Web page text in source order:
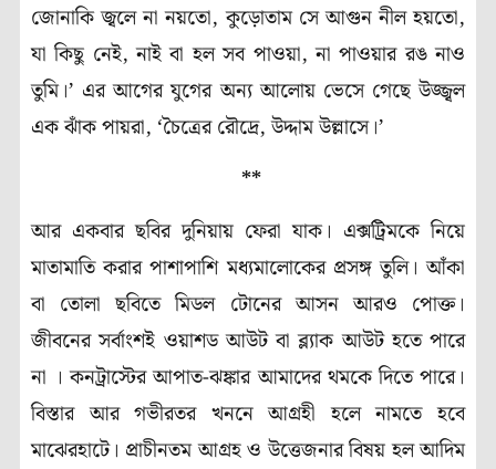
জোনাকি জ্বলে না নয়তো,কুড়োতাম সে আগুন নীল হয়তো,
যা কিছু নেই,নাই বা হল সব পাওয়া,না পাওয়ার রঙ নাও
তুমি।’ এর আগের যুগের অন্য আলোয় ভেসে গেছে উজ্জ্বল
এক ঝাঁক পায়রা, ‘চৈত্রের রৌদ্রে,উদ্দাম উল্লাসে।’
**
আর একবার ছবির দুনিয়ায় ফেরা যাক। এক্সট্রিমকে নিয়ে
মাতামাতি করার পাশাপাশি মধ্যমালোকের প্রসঙ্গ তুলি। আঁকা
বা তোলা ছবিতে মিডল টোনের আসন আরও পোক্ত।
জীবনের সর্বাংশই ওয়াশড আউট বা ব্ল্যাক আউট হতে পারে
না । কনট্রাস্টের আপাত-ঝঙ্কার আমাদের থমকে দিতে পারে।
বিস্তার আর গভীরতর খননে আগ্রহী হলে নামতে হবে
মাঝেরহাটে। প্রাচীনতম আগ্রহ ও উত্তেজনার বিষয় হল আদিম